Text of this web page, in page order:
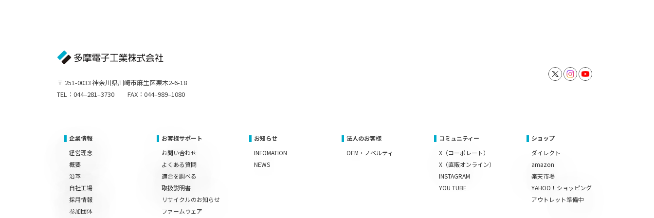
〒 251-0033 神奈川県川崎市麻生区栗木2-6-18
TEL：044–281–3730 FAX：044–989–1080
企業情報
経営理念
概要
沿革
自社工場
採用情報
参加団体
お客様サポート
お問い合わせ
よくある質問
適合を調べる
取扱説明書
リサイクルのお知らせ
ファームウェア
お知らせ
INFOMATION
NEWS
法人のお客様
OEM・ノベルティ
コミュニティー
X（コーポレート）
X（直販オンライン）
INSTAGRAM
YOU TUBE
ショップ
ダイレクト
amazon
楽天市場
YAHOO！ショッピング
アウトレット準備中